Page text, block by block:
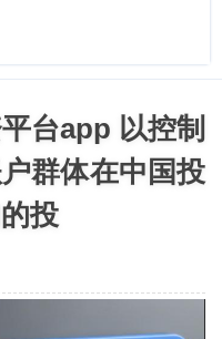
台app 以控制
群体在中国投
投